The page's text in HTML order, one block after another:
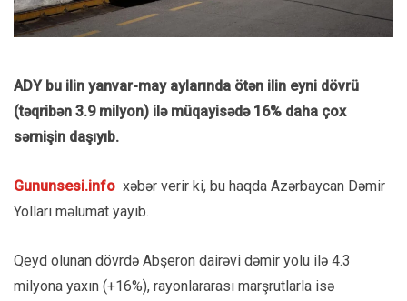
ADY bu ilin yanvar-may aylarında ötən ilin eyni dövrü
(təqribən 3.9 milyon) ilə müqayisədə 16% daha çox
sərnişin daşıyıb.
Gununsesi.info xəbər verir ki, bu haqda Azərbaycan Dəmir
Yolları məlumat yayıb.
Qeyd olunan dövrdə Abşeron dairəvi dəmir yolu ilə 4.3
milyona yaxın (+16%), rayonlararası marşrutlarla isə